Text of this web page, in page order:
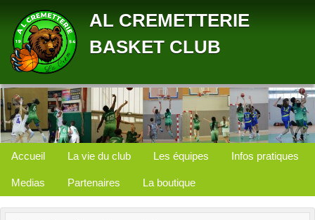
AL CREMETTERIE
BASKET CLUB
Accueil La vie du club Les équipes Infos pratiques
Medias Partenaires La boutique
Panneau de gestion des cookies